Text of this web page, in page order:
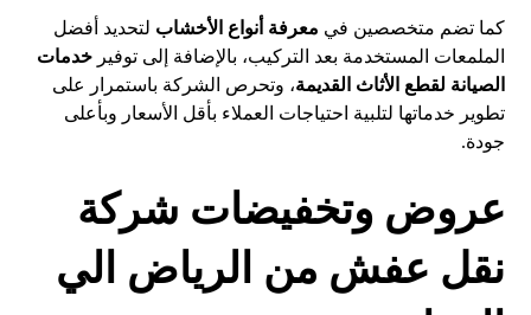
كما تضم متخصصين في معرفة أنواع الأخشاب لتحديد أفضل
الملمعات المستخدمة بعد التركيب، بالإضافة إلى توفيرخدمات
الصيانة لقطع الأثاث القديمة، وتحرص الشركة باستمرار على
تطوير خدماتها لتلبية احتياجات العملاء بأقل الأسعار وبأعلى
جودة.
عروض وتخفيضات شركة
نقل عفش من الرياض الي